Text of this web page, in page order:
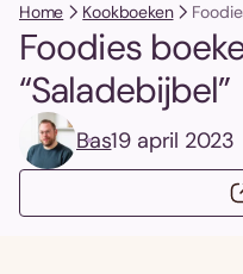
Home Kookboeken
Foodies
“Saladebijbel”
Bas19 april 2023